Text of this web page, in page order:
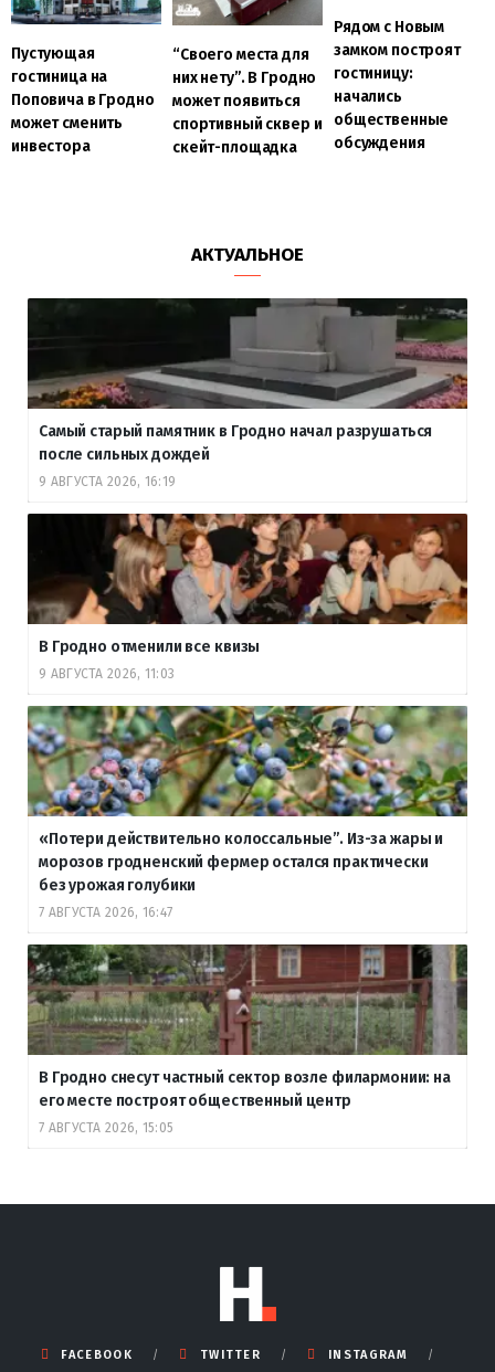
Пустующая
гостиница на
Поповича в Гродно
может сменить
инвестора
“Своего места для
них нету”. В Гродно
может появиться
спортивный сквер и
скейт-площадка
Рядом с Новым
замком построят
гостиницу:
начались
общественные
обсуждения
АКТУАЛЬНОЕ
Самый старый памятник в Гродно начал разрушаться
после сильных дождей
9 АВГУСТА 2026, 16:19
В Гродно отменили все квизы
9 АВГУСТА 2026, 11:03
«Потери действительно колоссальные”. Из-за жары и
морозов гродненский фермер остался практически
без урожая голубики
7 АВГУСТА 2026, 16:47
В Гродно снесут частный сектор возле филармонии: на
его месте построят общественный центр
7 АВГУСТА 2026, 15:05
FACEBOOK TWITTER INSTAGRAM